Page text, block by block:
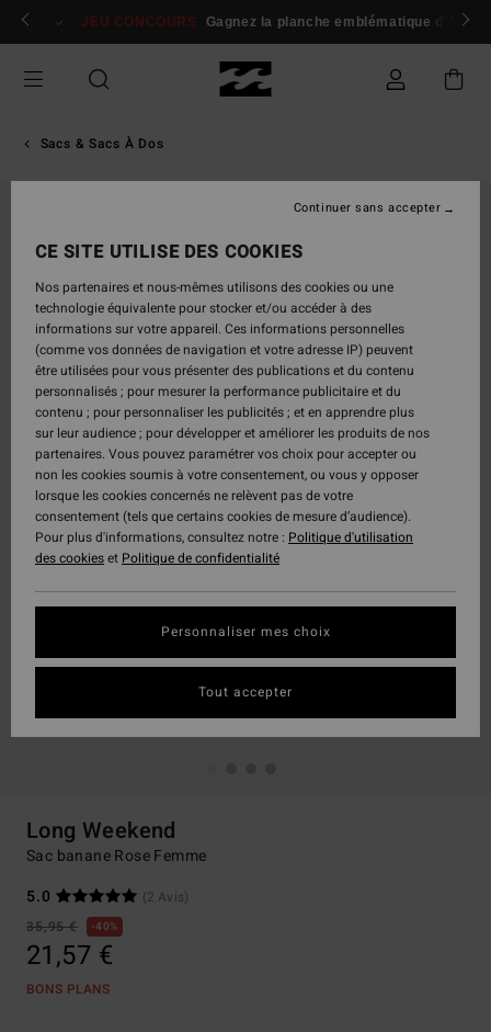
Passer
Se connecter / s'inscrire
JEU CONCOURS Gagnez la planche emblématique d'Andy
Sacs & Sacs À Dos
Long Weekend
Sac banane Rose Femme
5.0
(2 Avis)
35,95 €
40%
21,57 €
BONS PLANS
CE SITE UTILISE DES COOKIES
Nos partenaires et nous-mêmes utilisons des cookies ou une
technologie équivalente pour stocker et/ou accéder à des
informations sur votre appareil. Ces informations personnelles
(comme vos données de navigation et votre adresse IP) peuvent
être utilisées pour vous présenter des publications et du contenu
personnalisés ; pour mesurer la performance publicitaire et du
contenu ; pour personnaliser les publicités ; et en apprendre plus
sur leur audience ; pour développer et améliorer les produits de nos
partenaires. Vous pouvez paramétrer vos choix pour accepter ou
non les cookies soumis à votre consentement, ou vous y opposer
lorsque les cookies concernés ne relèvent pas de votre
consentement (tels que certains cookies de mesure d’audience).
Pour plus d'informations, consultez notre : Politique d'utilisation
des cookieset Politique de confidentialité
Personnaliser mes choix
Continuer sans accepter
Tout accepter